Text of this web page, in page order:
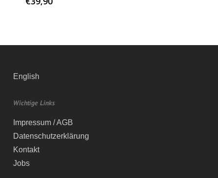
English
Wichtige Links
Impressum / AGB
Datenschutzerklärung
Kontakt
Jobs